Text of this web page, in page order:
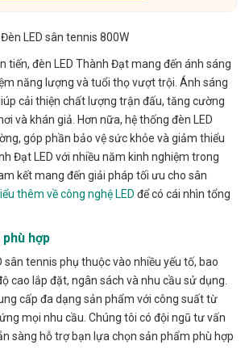
Đèn LED sân tennis 800W
tiến, đèn LED Thành Đạt mang đến ánh sáng
năng lượng và tuổi thọ vượt trội. Ánh sáng
cải thiện chất lượng trận đấu, tăng cường
và khán giả. Hơn nữa, hệ thống đèn LED
góp phần bảo vệ sức khỏe và giảm thiểu
Đạt LED với nhiều năm kinh nghiệm trong
kết mang đến giải pháp tối ưu cho sân
thêm về công nghệ LED để có cái nhìn tổng
hợp
sân tennis phụ thuộc vào nhiều yếu tố, bao
cao lắp đặt, ngân sách và nhu cầu sử dụng.
cấp đa dạng sản phẩm với công suất từ
mọi nhu cầu. Chúng tôi có đội ngũ tư vấn
sàng hỗ trợ bạn lựa chọn sản phẩm phù hợp